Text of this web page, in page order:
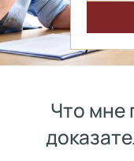
Что мне